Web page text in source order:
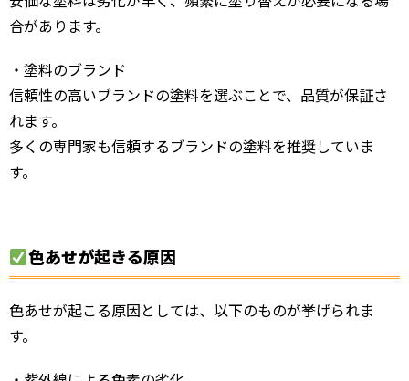
合があります。
・塗料のブランド
信頼性の高いブランドの塗料を選ぶことで、品質が保証さ
れます。
多くの専門家も信頼するブランドの塗料を推奨していま
す。
色あせが起きる原因
色あせが起こる原因としては、以下のものが挙げられま
す。